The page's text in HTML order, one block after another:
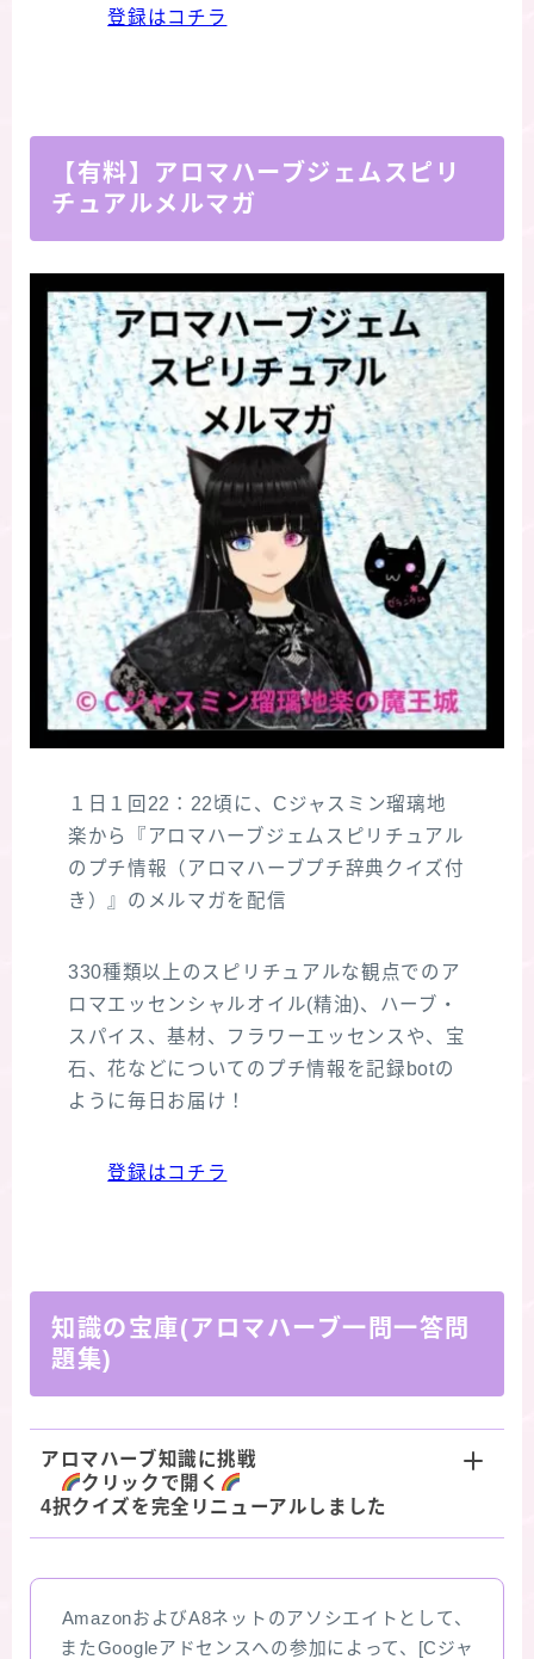
登録はコチラ
【有料】アロマハーブジェムスピリ
チュアルメルマガ
１日１回22：22頃に、Cジャスミン瑠璃地
楽から『アロマハーブジェムスピリチュアル
のプチ情報（アロマハーブプチ辞典クイズ付
き）』のメルマガを配信
330種類以上のスピリチュアルな観点でのア
ロマエッセンシャルオイル(精油)、ハーブ・
スパイス、基材、フラワーエッセンスや、宝
石、花などについてのプチ情報を記録botの
ように毎日お届け！
登録はコチラ
知識の宝庫(アロマハーブ一問一答問
題集)
アロマハーブ知識に挑戦
クリックで開く
4択クイズを完全リニューアルしました
AmazonおよびA8ネットのアソシエイトとして、
またGoogleアドセンスへの参加によって、[Cジャ